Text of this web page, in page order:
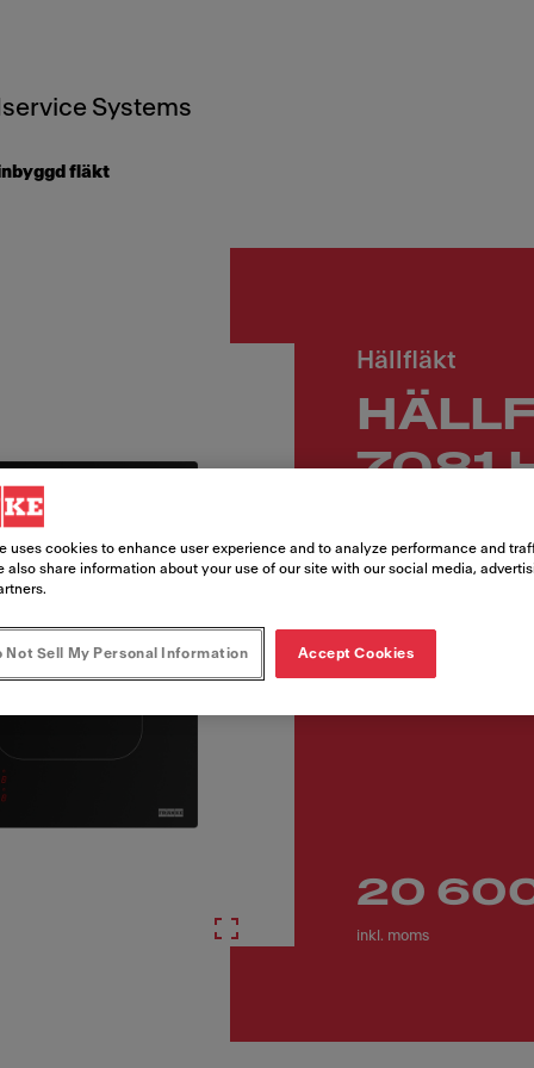
Systems
fläkt
Hällfläkt
7081
340.0705.229
20
inkl. moms
uses cookies to enhance user experience and to analyze performance and
also share information about your use of our site with our social media,
Not Sell My Personal Information Accept Cookies